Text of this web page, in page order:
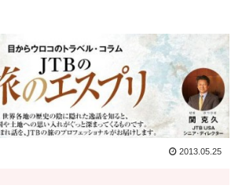
2013.05.25